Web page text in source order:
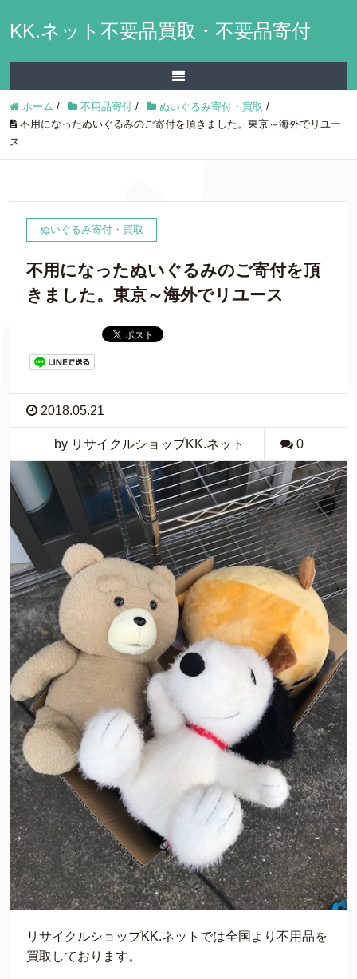
KK.ネット不要品買取・不要品寄付
ホーム / 不用品寄付 / ぬいぐるみ寄付・買取 /
不用になったぬいぐるみのご寄付を頂きました。東京～海外でリユー
ス
ぬいぐるみ寄付・買取
不用になったぬいぐるみのご寄付を頂
きました。東京～海外でリユース
2018.05.21
by リサイクルショップKK.ネット 0
リサイクルショップKK.ネットでは全国より不用品を
買取しております。